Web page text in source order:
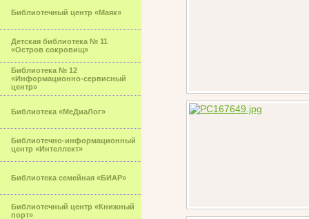
Библиотечный центр «Маяк»
Детская библиотека № 11
«Остров сокровищ»
Библиотека № 12
«Информационно-сервисный
центр»
Библиотека «МеДиаЛог»
Библиотечно-информационный
центр «Интеллект»
Библиотека семейная «БИАР»
Библиотечный центр «Книжный
порт»